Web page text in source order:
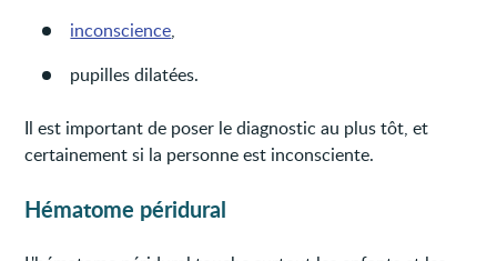
inconscience,
pupilles dilatées.
Il est important de poser le diagnostic au plus tôt, et
certainement si la personne est inconsciente.
Hématome péridural